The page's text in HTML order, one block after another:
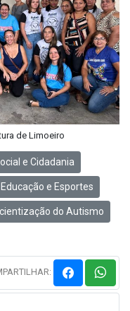
de Limoeiro
e Cidadania
Educação e Esportes
do Autismo